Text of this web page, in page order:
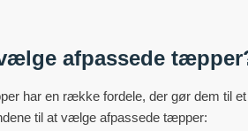
afpassede
har en række fordele, der gør dem til
til at vælge afpassede tæpper: